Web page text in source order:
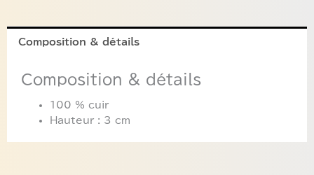
Composition & détails
Composition & détails
100 % cuir
Hauteur : 3 cm